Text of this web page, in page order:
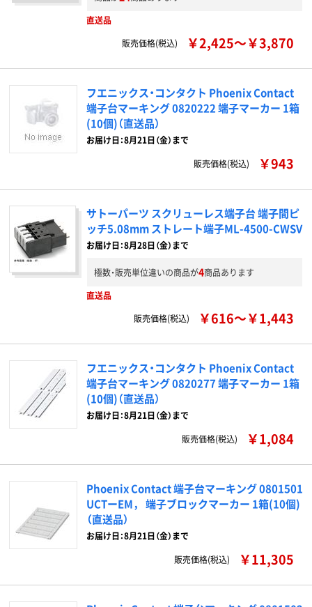
直送品
販売価格(税込)
￥2,425～￥3,870
フエニックス・コンタクト Phoenix Contact
端子台マーキング 0820222 端子マーカー 1箱
(10個)（直送品）
お届け日：8月21日（金）まで
販売価格(税込)
￥943
サトーパーツ スクリューレス端子台 端子間ピ
ッチ5.08mm ストレート端子ML-4500-CWSV
お届け日：8月28日（金）まで
極数・販売単位違いの商品が4商品あります
直送品
販売価格(税込)
￥616～￥1,443
フエニックス・コンタクト Phoenix Contact
端子台マーキング 0820277 端子マーカー 1箱
(10個)（直送品）
お届け日：8月21日（金）まで
販売価格(税込)
￥1,084
Phoenix Contact 端子台マーキング 0801501
UCTーEM， 端子ブロックマーカー 1箱(10個)
（直送品）
お届け日：8月21日（金）まで
販売価格(税込)
￥11,305